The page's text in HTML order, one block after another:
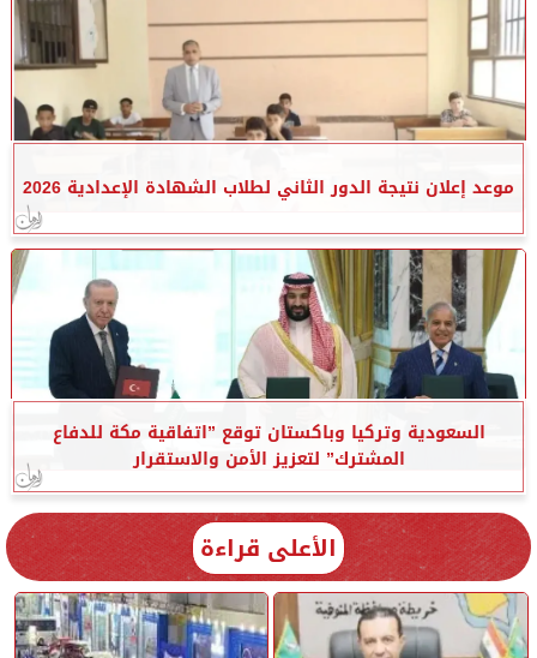
موعد إعلان نتيجة الدور الثاني لطلاب الشهادة الإعدادية 2026
السعودية وتركيا وباكستان توقع ”اتفاقية مكة للدفاع
المشترك” لتعزيز الأمن والاستقرار
الأعلى قراءة